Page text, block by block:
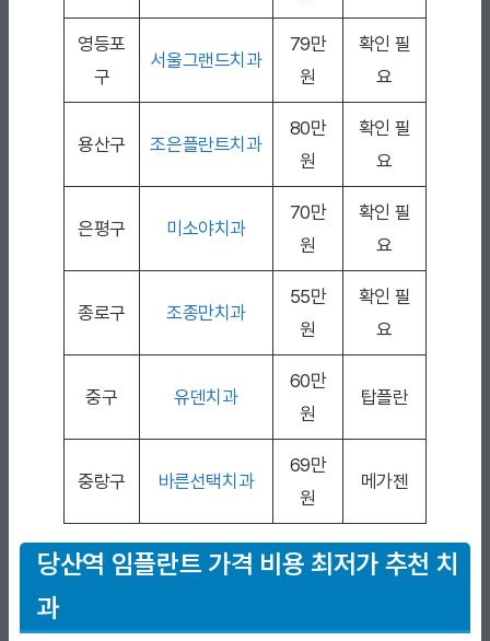
영등포
구
서울그랜드치과
79만
원
확인 필
요
용산구 조은플란트치과
80만
원
확인 필
요
은평구 미소야치과
70만
원
확인 필
요
종로구 조종만치과
55만
원
확인 필
요
중구 유덴치과
60만
원
탑플란
중랑구 바른선택치과
69만
원
메가젠
당산역 임플란트 가격 비용 최저가 추천 치
과